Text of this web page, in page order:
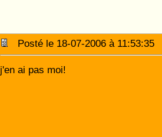
Posté le 18-07-2006 à
j'en ai pas moi!